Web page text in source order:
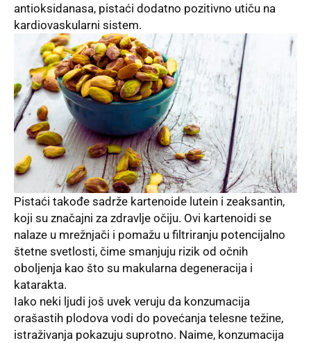
antioksidanasa, pistaći dodatno pozitivno utiču na
kardiovaskularni sistem.
Pistaći takođe sadrže kartenoide lutein i zeaksantin,
koji su značajni za zdravlje očiju. Ovi kartenoidi se
nalaze u mrežnjači i pomažu u filtriranju potencijalno
štetne svetlosti, čime smanjuju rizik od očnih
oboljenja kao što su makularna degeneracija i
katarakta.
Iako neki ljudi još uvek veruju da konzumacija
orašastih plodova vodi do povećanja telesne težine,
istraživanja pokazuju suprotno. Naime, konzumacija